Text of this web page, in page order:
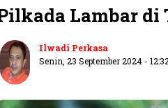
Lambar di
Ilwadi Perkasa
Senin, 23 September 2024 -